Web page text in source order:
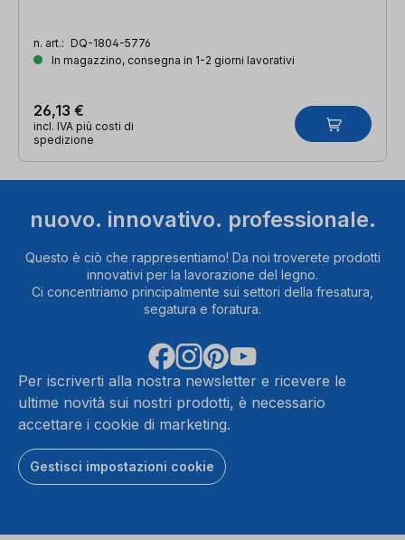
n. art.: DQ-1804-5776
In magazzino, consegna in 1-2 giorni lavorativi
26,13 €
incl. IVA più costi di
spedizione
nuovo. innovativo. professionale.
Questo è ciò che rappresentiamo! Da noi troverete prodotti
innovativi per la lavorazione del legno.
Ci concentriamo principalmente sui settori della fresatura,
segatura e foratura.
Per iscriverti alla nostra newsletter e ricevere le
ultime novità sui nostri prodotti, è necessario
accettare i cookie di marketing.
Gestisci impostazioni cookie